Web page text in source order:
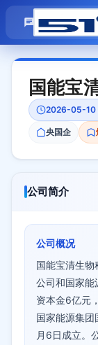
模拟面试
国能宝
2026-05-10
央国企
公司简介
公司概况
国能宝清生物
公司和国家能
资本金6亿元
国家能源集
月6日成立。